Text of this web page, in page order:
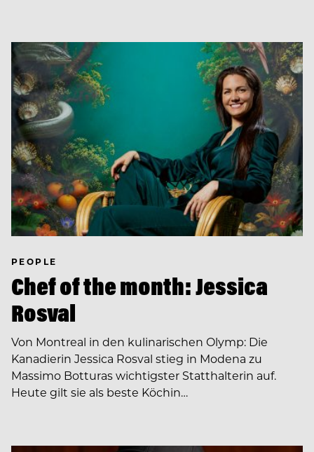
PEOPLE
Chef of the month: Jessica
Rosval
Von Montreal in den kulinarischen Olymp: Die
Kanadierin Jessica Rosval stieg in Modena zu
Massimo Botturas wichtigster Statthalterin auf.
Heute gilt sie als beste Köchin…